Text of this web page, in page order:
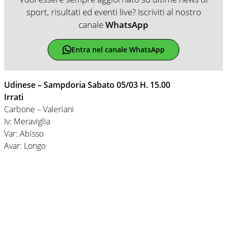
sport, risultati ed eventi live? Iscriviti al nostro
canaleWhatsApp
Entra nel canale WhatsApp
Udinese – Sampdoria Sabato 05/03 H. 15.00
Irrati
Carbone – Valeriani
Iv: Meraviglia
Var: Abisso
Avar: Longo